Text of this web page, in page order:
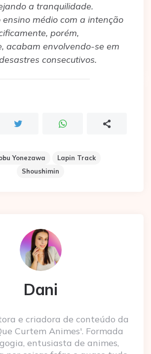
a tranquilidade.
ensino médio com a intenção
porém,
acabam envolvendo-se em
consecutivos.
Yonezawa
Lapin Track
Shoushimin
Dani
e criadora de conteúdo da
Curtem Animes'. Formada
entusiasta de animes,